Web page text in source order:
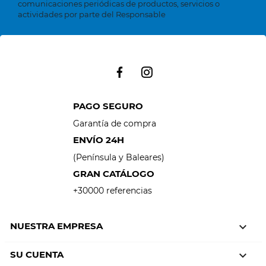
comunicaciones periódicas de productos, servicios o
actividades por parte del Responsable
PAGO SEGURO
Garantía de compra
ENVÍO 24H
(Península y Baleares)
GRAN CATÁLOGO
+30000 referencias
NUESTRA EMPRESA 
SU CUENTA 